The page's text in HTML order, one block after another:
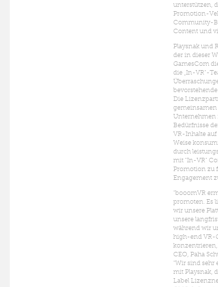
unterstützen,
Promotion-
Community-
Content und
Playsnak und
der in dieser
GamesCom
die „In-VR"-
Die
Unternehmen
Bedürfnisse
VR-Inhalte
Weise
durch
mit "In-VR"
Promotion zu
Engagement
"booomVR
promoten. Es
wir unsere
unsere
während wir
high-end VR-
CEO, Paha
"Wir sind sehr
mit Playsnak,
Label